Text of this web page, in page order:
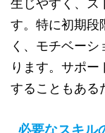
生じやすく、ス
す。特に初期段
く、モチベー
ります。サポ
することもある
必要なスキル